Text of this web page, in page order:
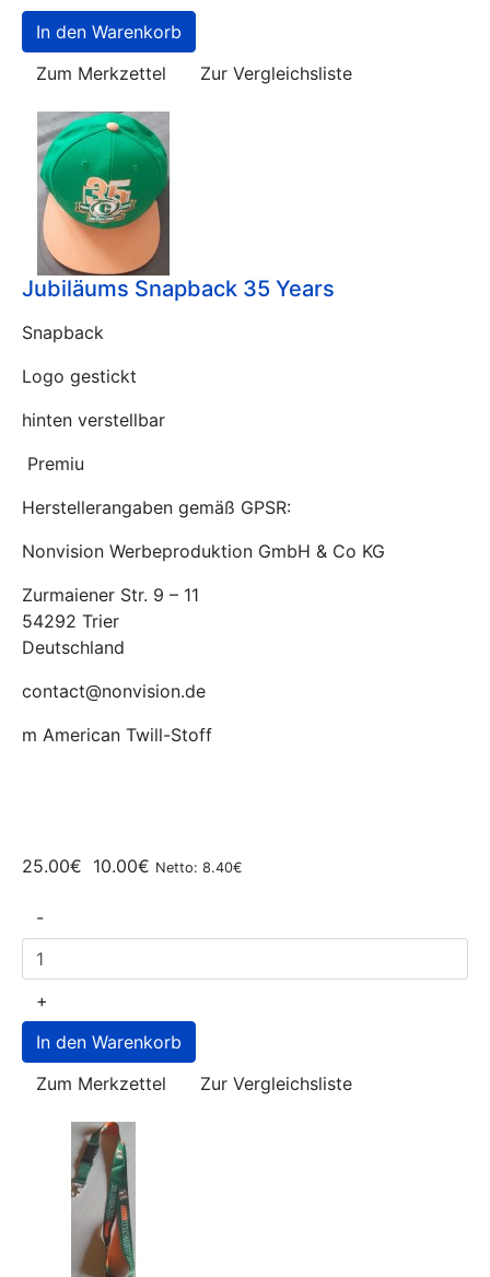
Zum Merkzettel Zur Vergleichsliste
Jubiläums Snapback 35 Years
Snapback
Logo gestickt
hinten verstellbar
Premiu
Herstellerangaben gemäß GPSR:
Nonvision Werbeproduktion GmbH & Co KG
Zurmaiener Str. 9 – 11
54292 Trier
Deutschland
contact@nonvision.de
m American Twill-Stoff
25.00€ 10.00€ Netto: 8.40€
-
+
Zum Merkzettel Zur Vergleichsliste